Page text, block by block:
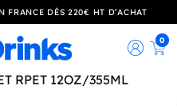
FRANCE DÈS 220€ HT D’ACHAT
0